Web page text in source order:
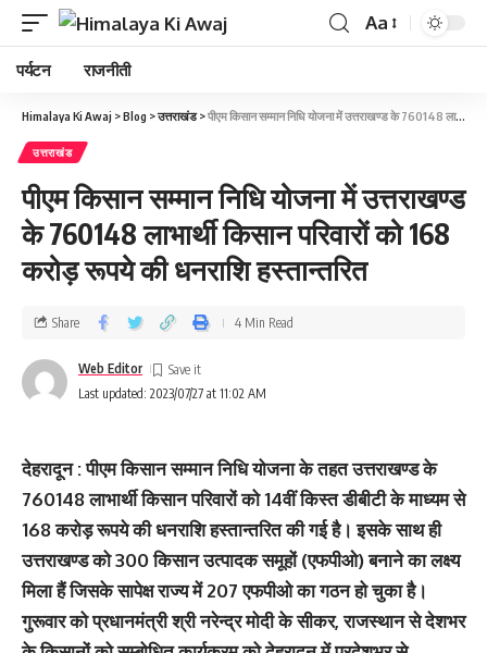
Aa
पर्यटन राजनीती
Himalaya Ki Awaj >Blog >उत्तराखंड>पीएम किसान सम्मान निधि योजना में उत्तराखण्ड के 760148 लाभार्थी किसान परिवारों को 168 करोड़ रूपये की धनराशि हस्तान्तरित
उत्तराखंड
पीएम किसान सम्मान निधि योजना में उत्तराखण्ड
के 760148 लाभार्थी किसान परिवारों को 168
करोड़ रूपये की धनराशि हस्तान्तरित
Last updated: 2023/07/27 at 11:02 AM
Web Editor
Share 4 Min Read
देहरादून : पीएम किसान सम्मान निधि योजना के तहत उत्तराखण्ड के
760148 लाभार्थी किसान परिवारों को 14वीं किस्त डीबीटी के माध्यम से
168 करोड़ रूपये की धनराशि हस्तान्तरित की गई है। इसके साथ ही
उत्तराखण्ड को 300 किसान उत्पादक समूहों (एफपीओ) बनाने का लक्ष्य
मिला हैं जिसके सापेक्ष राज्य में 207 एफपीओ का गठन हो चुका है।
गुरूवार को प्रधानमंत्री श्री नरेन्द्र मोदी के सीकर, राजस्थान से देशभर